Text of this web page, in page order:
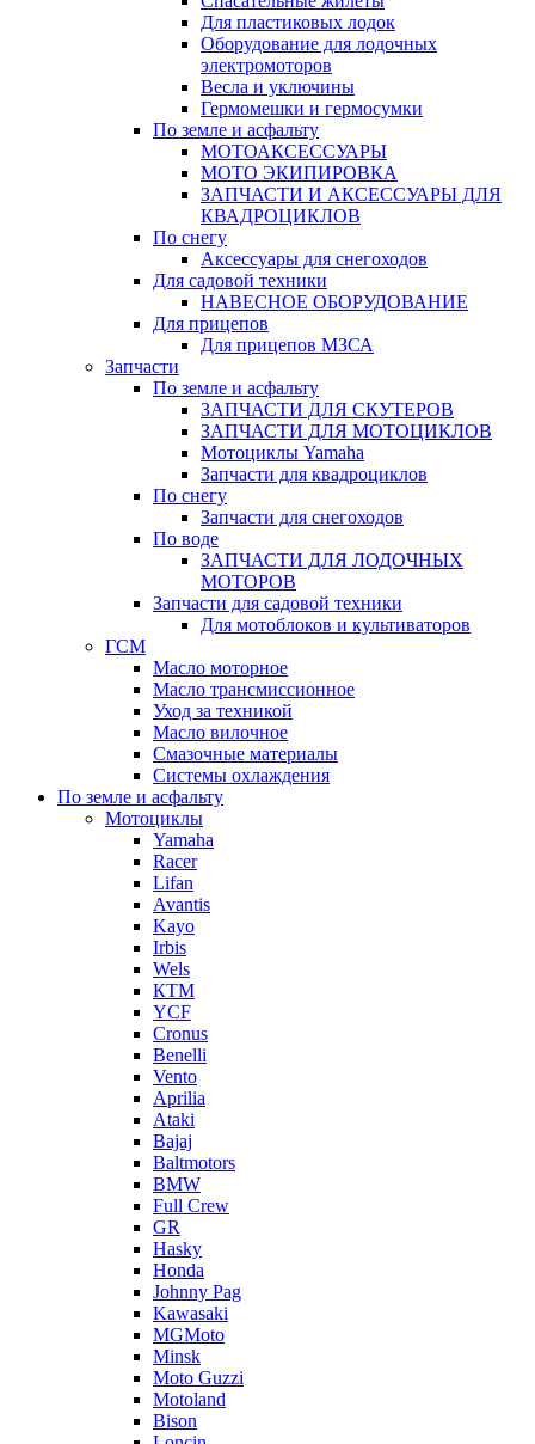
Для пластиковых лодок
Оборудование для лодочных
электромоторов
Весла и уключины
Гермомешки и гермосумки
По земле и асфальту
МОТОАКСЕССУАРЫ
МОТО ЭКИПИРОВКА
ЗАПЧАСТИ И АКСЕССУАРЫ ДЛЯ
КВАДРОЦИКЛОВ
По снегу
Аксессуары для снегоходов
Для садовой техники
НАВЕСНОЕ ОБОРУДОВАНИЕ
Для прицепов
Для прицепов МЗСА
Запчасти
По земле и асфальту
ЗАПЧАСТИ ДЛЯ СКУТЕРОВ
ЗАПЧАСТИ ДЛЯ МОТОЦИКЛОВ
Мотоциклы Yamaha
Запчасти для квадроциклов
По снегу
Запчасти для снегоходов
По воде
ЗАПЧАСТИ ДЛЯ ЛОДОЧНЫХ
МОТОРОВ
Запчасти для садовой техники
Для мотоблоков и культиваторов
ГСМ
Масло моторное
Масло трансмиссионное
Уход за техникой
Масло вилочное
Смазочные материалы
Системы охлаждения
По земле и асфальту
Мотоциклы
Yamaha
Racer
Lifan
Avantis
Kayo
Irbis
Wels
КТМ
YCF
Cronus
Benelli
Vento
Aprilia
Ataki
Bajaj
Baltmotors
BMW
Full Crew
GR
Hasky
Honda
Johnny Pag
Kawasaki
MGMoto
Minsk
Moto Guzzi
Motoland
Bison